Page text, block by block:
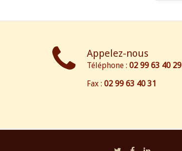
Appelez-nous
Téléphone :02 99 63 40 29
Fax :02 99 63 40 31